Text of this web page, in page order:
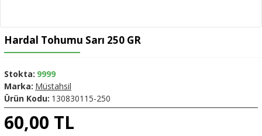
Hardal Tohumu Sarı 250 GR
60,00 TL
Stokta: 9999
Marka: Müstahsil
Ürün Kodu: 130830115-250